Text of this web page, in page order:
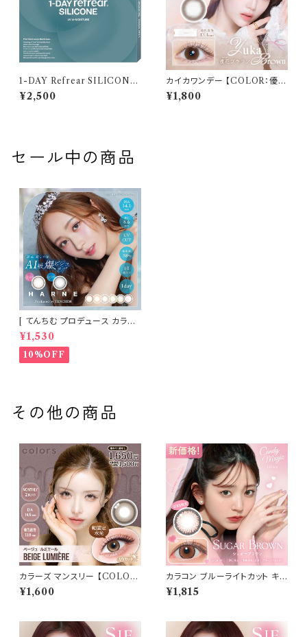
1-DAY Refrear SILICONE
UV W-Moisture （ワンデーリ
フレア シリコーン ユーブイ ダブ
¥2,500
カイカワンデー 【COLOR：優花
ブラウン】 1箱10枚 14.2mm 度
なし 度あり 中野恵那 カラコン
¥1,800
セール中の商品
[ てんちむ プロデュース カラコ
ン ] HARNE (ハルネ) ワンデー
1day 10枚入り （当日発送） 1da
y
¥1,530
10%OFF
その他の商品
カラーズ マンスリー 【COLOR：
ベージュルミエールnew】 【1箱
2枚入】【 一条響 イメージモデル
ンタクトレンズ
¥1,600
カラコン ブルーライトカット キャ
ンディーマジック ワンデー 【CO
LOR：シュガーブラウン】1箱10
ーカラコン コンタクトレンズ
¥1,815